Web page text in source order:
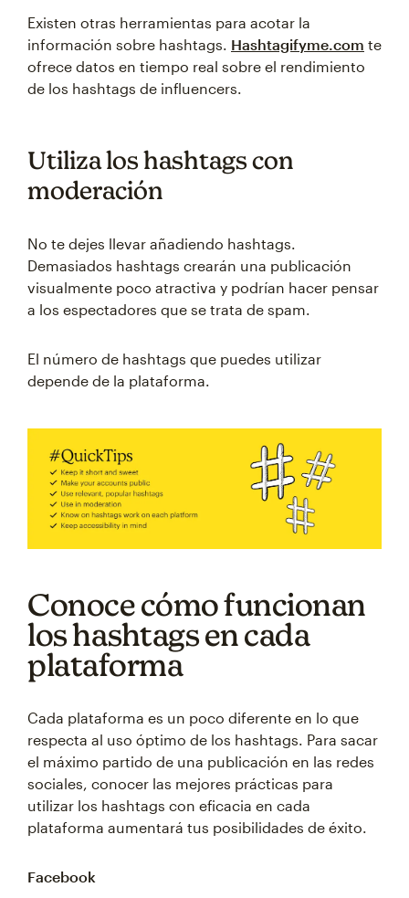
Existen otras herramientas para acotar la
información sobre hashtags. Hashtagifyme.com te
ofrece datos en tiempo real sobre el rendimiento
de los hashtags de influencers.
Utiliza los hashtags con
moderación
No te dejes llevar añadiendo hashtags.
Demasiados hashtags crearán una publicación
visualmente poco atractiva y podrían hacer pensar
a los espectadores que se trata de spam.
El número de hashtags que puedes utilizar
depende de la plataforma.
Conoce cómo funcionan
los hashtags en cada
plataforma
Cada plataforma es un poco diferente en lo que
respecta al uso óptimo de los hashtags. Para sacar
el máximo partido de una publicación en las redes
sociales, conocer las mejores prácticas para
utilizar los hashtags con eficacia en cada
plataforma aumentará tus posibilidades de éxito.
Facebook